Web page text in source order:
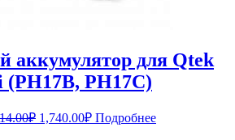
аккумулятор для Qtek
(PH17B, PH17C)
₽ Первоначальная
1,740.00₽Текущая
Подробнее